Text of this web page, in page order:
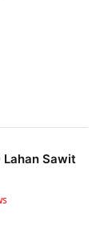
Lahan Sawit